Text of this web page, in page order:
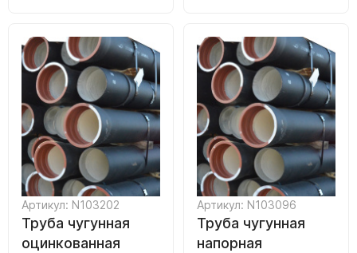
Артикул: N103202
Труба чугунная
оцинкованная
Артикул: N103096
Труба чугунная
напорная